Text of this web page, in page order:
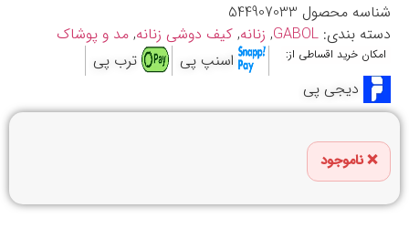
شناسه محصول 544907033
دسته بندی: GABOL
, زنانه, کیف دوشی زنانه, مد و پوشاک
امکان خرید اقساطی از: اسنپ پی
ترب پی
دیجی پی
ناموجود